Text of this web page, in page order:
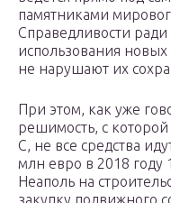
памятниками
Справедливости ради
использования
не нарушают их
При этом, как уже
решимость, с которой
С, не все средства
млн евро в 2018 году
Неаполь на
закупку подвижного